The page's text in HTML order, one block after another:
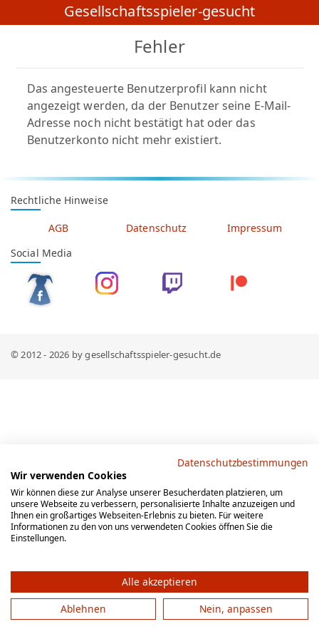
Gesellschaftsspieler-gesucht
Fehler
Das angesteuerte Benutzerprofil kann nicht
angezeigt werden, da der Benutzer seine E-Mail-
Adresse noch nicht bestätigt hat oder das
Benutzerkonto nicht mehr existiert.
Rechtliche Hinweise
AGB Datenschutz
Impressum
Social Media
© 2012 - 2026 by gesellschaftsspieler-gesucht.de
Datenschutzbestimmungen
Wir verwenden Cookies
Wir können diese zur Analyse unserer Besucherdaten platzieren, um
unsere Webseite zu verbessern, personalisierte Inhalte anzuzeigen und
Ihnen ein großartiges Webseiten-Erlebnis zu bieten. Für weitere
Informationen zu den von uns verwendeten Cookies öffnen Sie die
Einstellungen.
Alle akzeptieren
Ablehnen
Nein, anpassen